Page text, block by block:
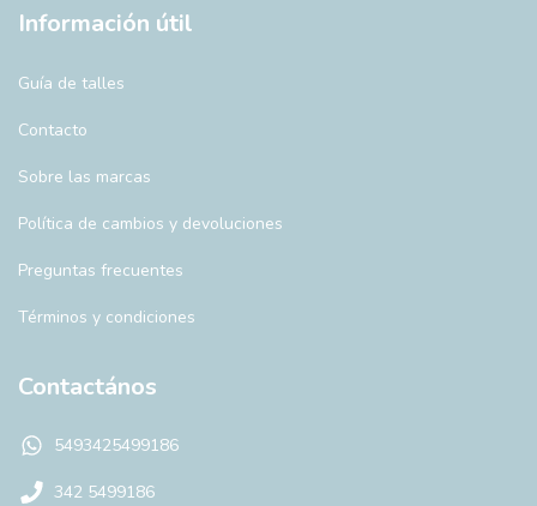
Información útil
Guía de talles
Contacto
Sobre las marcas
Política de cambios y devoluciones
Preguntas frecuentes
Términos y condiciones
Contactános
5493425499186
342 5499186